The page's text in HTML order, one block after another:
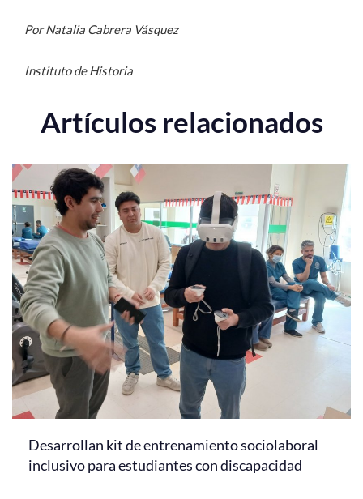
Por Natalia Cabrera Vásquez
Instituto de Historia
Artículos relacionados
Desarrollan kit de entrenamiento sociolaboral
inclusivo para estudiantes con discapacidad